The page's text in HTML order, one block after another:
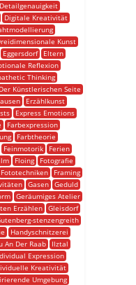
Detailgenauigkeit
Digitale Kreativität
Kunst
Eggersdorf
Eltern
Reflexion
Thinking
Künstlerischen Seite
Erzählkunst
Express Emotions
Farbexpression
Farbtheorie
Feinmotorik
Ferien
Floing
Fotografie
Fototechniken
Framing
Gasen
Geduld
Geräumiges Atelier
Erzählen
Gleisdorf
stenzengreith
Handyschnitzerei
An Der Raab
Ilztal
Expression
Kreativität
Umgebung